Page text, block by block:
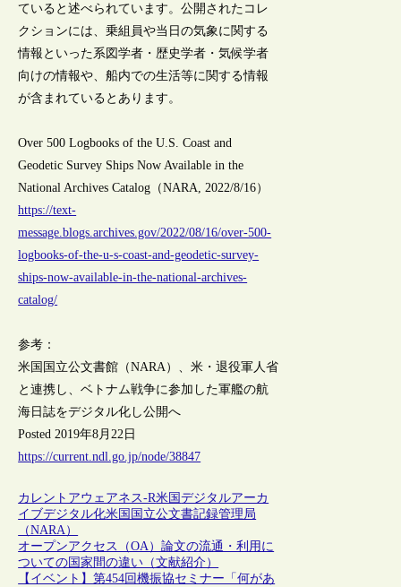
ていると述べられています。公開されたコレ
クションには、乗組員や当日の気象に関する
情報といった系図学者・歴史学者・気候学者
向けの情報や、船内での生活等に関する情報
が含まれているとあります。
Over 500 Logbooks of the U.S. Coast and
Geodetic Survey Ships Now Available in the
National Archives Catalog（NARA, 2022/8/16）
https://text-
message.blogs.archives.gov/2022/08/16/over-500-
logbooks-of-the-u-s-coast-and-geodetic-survey-
ships-now-available-in-the-national-archives-
catalog/
参考：
米国国立公文書館（NARA）、米・退役軍人省
と連携し、ベトナム戦争に参加した軍艦の航
海日誌をデジタル化し公開へ
Posted 2019年8月22日
https://current.ndl.go.jp/node/38847
カレントアウェアネス-R米国デジタルアーカ
イブデジタル化米国国立公文書記録管理局
（NARA）
オープンアクセス（OA）論文の流通・利用に
ついての国家間の違い（文献紹介）
【イベント】第454回機振協セミナー「何があ